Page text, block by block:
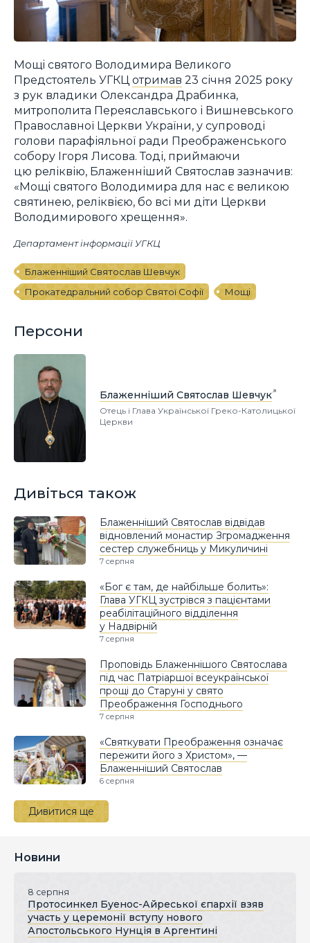
Мощі святого Володимира Великого
Предстоятель УГКЦ отримав 23 січня 2025 року
з рук владики Олександра Драбинка,
митрополита Переяславського і Вишневського
Православної Церкви України, у супроводі
голови парафіяльної ради Преображенського
собору Ігоря Лисова. Тоді, приймаючи
цю реліквію, Блаженніший Святослав зазначив:
«Мощі святого Володимира для нас є великою
святинею, реліквією, бо всі ми діти Церкви
Володимирового хрещення».
Департамент інформації УГКЦ
Блаженніший Святослав Шевчук
Прокатедральний собор Святої Софії
Мощі
Персони
Блаженніший Святослав Шевчук
Отець і Глава Української Греко-Католицької
Церкви
Дивіться також
Блаженніший Святослав відвідав
відновлений монастир Згромадження
сестер служебниць у Микуличині
7 серпня
«Бог є там, де найбільше болить»:
Глава УГКЦ зустрівся з пацієнтами
реабілітаційного відділення
у Надвірній
7 серпня
Проповідь Блаженнішого Святослава
під час Патріаршої всеукраїнської
прощі до Старуні у свято
Преображення Господнього
7 серпня
«Святкувати Преображення означає
пережити його з Христом», —
Блаженніший Святослав
6 серпня
Дивитися ще
Новини
8 серпня
Протосинкел Буенос-Айреської єпархії взяв
участь у церемонії вступу нового
Апостольського Нунція в Аргентині